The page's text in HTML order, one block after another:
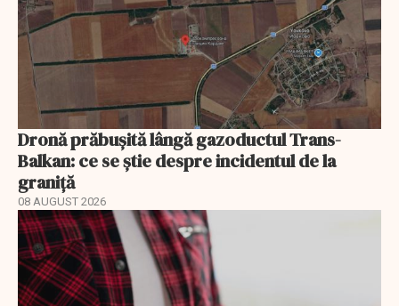
Dronă prăbușită lângă gazoductul Trans-
Balkan: ce se știe despre incidentul de la
graniță
08 AUGUST 2026